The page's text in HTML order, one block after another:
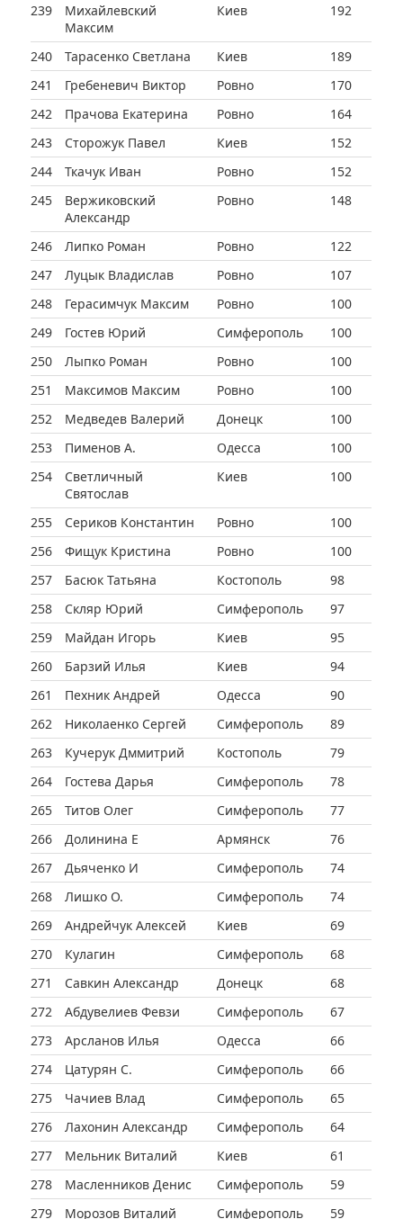
239
Михайлевский
Максим
Киев 192
240 Тарасенко Светлана Киев
189
241
Гребеневич Виктор Ровно
170
242
Прачова Екатерина Ровно
164
243
Сторожук Павел Киев
152
244
Ткачук Иван Ровно
152
245
Вержиковский
Александр
Ровно 148
246 Липко Роман Ровно
122
247
Луцык Владислав Ровно
107
248
Герасимчук Максим Ровно
100
249
Гостев Юрий Симферополь
100
250
Лыпко Роман Ровно
100
251
Максимов Максим Ровно
100
252
Медведев Валерий Донецк
100
253
Пименов А. Одесса
100
254
Светличный
Святослав
Киев 100
255 Сериков Константин Ровно
100
256
Фищук Кристина Ровно
100
257
Басюк Татьяна Костополь
98
258
Скляр Юрий Симферополь
97
259
Майдан Игорь Киев
95
260
Барзий Илья Киев
94
261
Пехник Андрей Одесса
90
262
Николаенко Сергей Симферополь
89
263
Кучерук Дммитрий Костополь
79
264
Гостева Дарья Симферополь
78
265
Титов Олег Симферополь
77
266
Долинина Е Армянск
76
267
Дьяченко И Симферополь
74
268
Лишко О. Симферополь
74
269
Андрейчук Алексей Киев
69
270
Кулагин Симферополь
68
271
Савкин Александр Донецк
68
272
Абдувелиев Февзи Симферополь
67
273
Арсланов Илья Одесса
66
274
Цатурян С. Симферополь
66
275
Чачиев Влад Симферополь
65
276
Лахонин Александр Симферополь
64
277
Мельник Виталий Киев
61
278
Масленников Денис Симферополь
59
279
Морозов Виталий Симферополь 59